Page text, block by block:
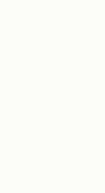
Heeft u